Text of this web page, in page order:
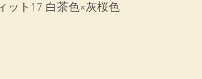
ット17 白茶色×灰桜色